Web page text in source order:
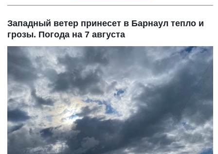
Западный ветер принесет в Барнаул тепло и
грозы. Погода на 7 августа